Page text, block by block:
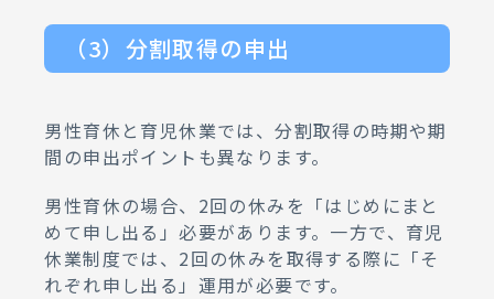
（3）分割取得の申出
男性育休と育児休業では、分割取得の時期や期
間の申出ポイントも異なります。
男性育休の場合、2回の休みを「はじめにまと
めて申し出る」必要があります。一方で、育児
休業制度では、2回の休みを取得する際に「そ
れぞれ申し出る」運用が必要です。